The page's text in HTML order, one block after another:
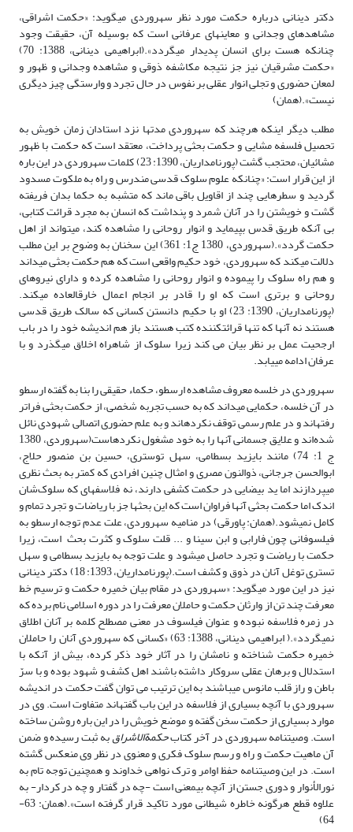
دکتر دینانی درباره حکمت مورد نظر سهروردی می­گوید: «حکمت اشراقی،
مشاهده­ای وجدانی و معاینه­ای عرفانی است که بوسیله آن، حقیقت وجود
چنانکه هست برای انسان پدیدار می­گردد».(ابراهیمی دینانی، 1388: 70)
«حکمت مشرقیان نیز جز نتیجه مکاشفه ذوقی و مشاهده وجدانی و ظهور و
لمعان حضوری و تجلی انوار عقلی بر نفوس در حال تجرد و وارستگی چیز دیگری
نیست».(همان)
مطلب دیگر اینکه هرچند که سهروردی مدت­ها نزد استادان زمان خویش به
تحصیل فلسفه مشایی و حکمت بحثی پرداخت، معتقد است که حکمت با ظهور
مشائیان، محتجب گشت (پورنامداریان، 1390: 23) کلمات سهروردی در این باره
از این قرار است: «چنانکه علوم سلوک قدسی مندرس و راه به ملکوت مسدود
گردید و سطرهایی چند از اقاویل باقی ماند که متشبه به حکما بدان فریفته
گشت و خویشتن را در آنان شمرد و پنداشت که انسان به مجرد قرائت کتابی،
بی آنکه طریق قدس بپیماید و انوار روحانی را مشاهده کند، می­تواند از اهل
حکمت گردد».(سهروردی، 1380 ج1: 361) این سخنان به وضوح بر این مطلب
دلالت می­کند که سهروردی، خود حکیم واقعی است که هم حکمت بحثی می­داند
و هم راه سلوک را پیموده و انوار روحانی را مشاهده کرده و دارای نیروهای
روحانی و برتری است که او را قادر بر انجام اعمال خارق­العاده می­کند.
(پورنامداریان، 1390: 23) او با حکیم دانستن کسانی که سالک طریق قدسی
هستند نه آنها که تنها قرائت­کننده کتب هستند باز هم اندیشه خود را در باب
ارجحیت عمل بر نظر بیان می کند زیرا سلوک از شاهراه اخلاق می­گذرد و با
عرفان ادامه می­یابد.
سهروردی در خلسه معروف مشاهده ارسطو، حکماء حقیقی را بنا به گفته ارسطو
در آن خلسه، حکمایی می­داند که به حسب تجربه شخصی، از حکمت بحثی فراتر
رفته­اند و در علم رسمی توقف نکرده­اند و به علم حضوری اتصالی شهودی نائل
شده‌اند و علایق جسمانی آنها را به خود مشغول نکرده­است(سهروردی، 1380
ج 1: 74) مانند بایزید بسطامی، سهل توستری، حسین بن منصور حلاج،
ابوالحسن جرجانی، ذوالنون مصری و امثال چنین افرادی که کمتر به بحث نظری
می­پردازند اما ید بیضایی در حکمت کشفی دارند، نه فلاسفه­ای که سلوک‌شان
اندک اما حکمت بحثی آنها فراوان است که این بحث­ها جز با ریاضات و تجرد تمام و
کامل نمی­شود.(همان: پاورقی) در منامیه سهروردی، علت عدم توجه ارسطو به
فیلسوفانی چون فارابی و ابن سینا و ... قلت سلوک و کثرت بحث است، زیرا
حکمت با ریاضت و تجرد حاصل می­شود و علت توجه به بایزید بسطامی و سهل
تستری توغل آنان در ذوق و کشف است.(پورنامداریان، 1393: 18) دکتر دینانی
نیز در این مورد می­گوید: «سهروردی در مقام بیان خمیره حکمت و ترسیم خط
معرفت چند تن از وارثان حکمت و حاملان معرفت را در دوره اسلامی نام برده که
در زمره فلاسفه نبوده و عنوان فیلسوف در معنی مصطلح کلمه بر آنان اطلاق
نمی­گردد».( ابراهیمی دینانی، 1388: 63) «کسانی که سهروردی آنان را حاملان
خمیره حکمت شناخته و نامشان را در آثار خود ذکر کرده، بیش از آنکه با
استدلال و برهان عقلی سروکار داشته باشند اهل کشف و شهود بوده و با سرّ
باطن و راز قلب مانوس می­باشند به این ترتیب می توان گفت حکمت در اندیشه
سهروردی با آنچه بسیاری از فلاسفه در این باب گفته­اند متفاوت است. وی در
موارد بسیاری از حکمت سخن گفته و موضع خویش را در این باره روشن ساخته
است. وصیت­نامه سهروردی در آخر کتابحکمةالاشراقبه ثبت رسیده و ضمن
آن ماهیت حکمت و راه و رسم سلوک فکری و معنوی در نظر وی منعکس گشته
است. در این وصیت­نامه حفظ اوامر و ترک نواهی خداوند و همچنین توجه تام به
نورالأنوار و دوری جستن از آنچه بی­معنی است -چه در گفتار و چه در کردار- به
علاوه قطع هرگونه خاطره شیطانی مورد تاکید قرار گرفته است».(همان: 63-
64)